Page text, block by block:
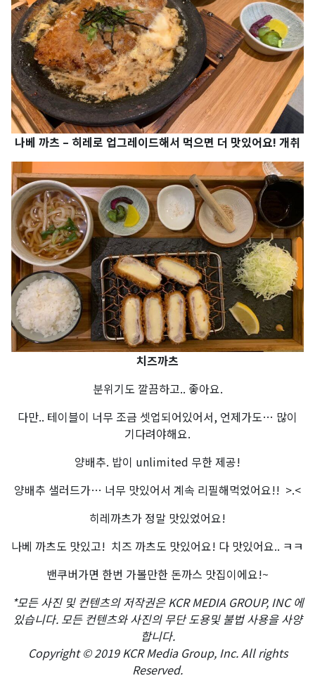
나베 까츠 – 히레로 업그레이드해서 먹으면 더 맛있어요! 개취
치즈까츠
분위기도 깔끔하고.. 좋아요.
다만.. 테이블이 너무 조금 셋업되어있어서, 언제가도… 많이
기다려야해요.
양배추. 밥이 unlimited 무한 제공!
양배추 샐러드가… 너무 맛있어서 계속 리필해먹었어요!! >.<
히레까츠가 정말 맛있었어요!
나베 까츠도 맛있고! 치즈 까츠도 맛있어요! 다 맛있어요.. ㅋㅋ
밴쿠버가면 한번 가볼만한 돈까스 맛집이에요!~
*모든 사진 및 컨텐츠의 저작권은 KCR MEDIA GROUP, INC 에
있습니다. 모든 컨텐츠와 사진의 무단 도용및 불법 사용을 사양
합니다.
Copyright © 2019 KCR Media Group, Inc. All rights
Reserved.